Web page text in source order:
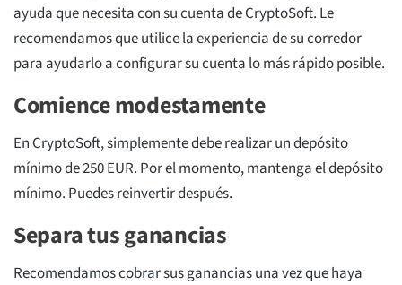
ayuda que necesita con su cuenta de CryptoSoft. Le
recomendamos que utilice la experiencia de su corredor
para ayudarlo a configurar su cuenta lo más rápido posible.
Comience modestamente
En CryptoSoft, simplemente debe realizar un depósito
mínimo de 250 EUR. Por el momento, mantenga el depósito
mínimo. Puedes reinvertir después.
Separa tus ganancias
Recomendamos cobrar sus ganancias una vez que haya